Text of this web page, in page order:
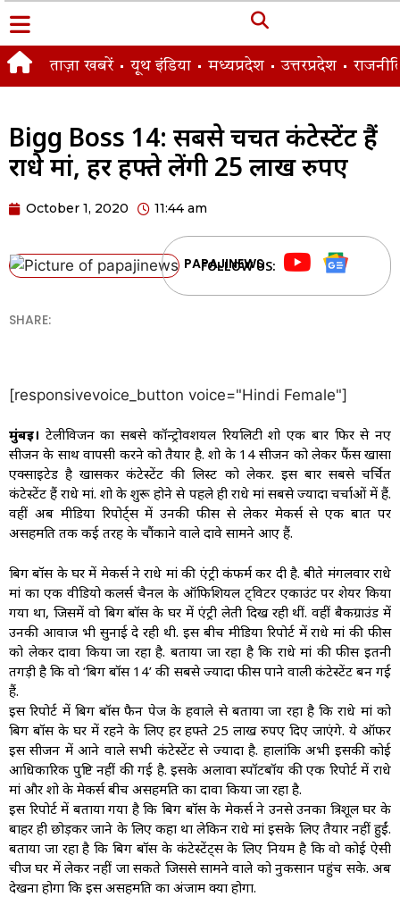
ताज़ा खबरें यूथ इंडिया मध्यप्रदेश उत्तरप्रदेश
Bigg Boss 14: सबसे चर्चित कंटेस्टेंट हैं
राधे मां, हर हफ्ते लेंगी 25 लाख रुपए
October 1, 2020 11:44 am
PAPAJINEWS
FOLLOW US:
SHARE:
[responsivevoice_button voice="Hindi Female"]
मुंबई। टेलीविजन का सबसे कॉन्ट्रोवर्शियल रियलिटी शो एक बार फिर से नए
सीजन के साथ वापसी करने को तैयार है. शो के 14 सीजन को लेकर फैंस खासा
एक्साइटेड है खासकर कंटेस्टेंट की लिस्ट को लेकर. इस बार सबसे चर्चित
कंटेस्टेंट हैं राधे मां. शो के शुरू होने से पहले ही राधे मां सबसे ज्यादा चर्चाओं में हैं.
वहीं अब मीडिया रिपोर्ट्स में उनकी फीस से लेकर मेकर्स से एक बात पर
असहमति तक कई तरह के चौंकाने वाले दावे सामने आए हैं.
बिग बॉस के घर में मेकर्स ने राधे मां की एंट्री कंफर्म कर दी है. बीते मंगलवार राधे
मां का एक वीडियो कलर्स चैनल के ऑफिशियल ट्विटर एकाउंट पर शेयर किया
गया था, जिसमें वो बिग बॉस के घर में एंट्री लेती दिख रही थीं. वहीं बैकग्राउंड में
उनकी आवाज भी सुनाई दे रही थी. इस बीच मीडिया रिपोर्ट में राधे मां की फीस
को लेकर दावा किया जा रहा है. बताया जा रहा है कि राधे मां की फीस इतनी
तगड़ी है कि वो ‘बिग बॉस 14’ की सबसे ज्यादा फीस पाने वाली कंटेस्टेंट बन गई
हैं.
इस रिपोर्ट में बिग बॉस फैन पेज के हवाले से बताया जा रहा है कि राधे मां को
बिग बॉस के घर में रहने के लिए हर हफ्ते 25 लाख रुपए दिए जाएंगे. ये ऑफर
इस सीजन में आने वाले सभी कंटेस्टेंट से ज्यादा है. हालांकि अभी इसकी कोई
आधिकारिक पुष्टि नहीं की गई है. इसके अलावा स्पॉटबॉय की एक रिपोर्ट में राधे
मां और शो के मेकर्स बीच असहमति का दावा किया जा रहा है.
इस रिपोर्ट में बताया गया है कि बिग बॉस के मेकर्स ने उनसे उनका त्रिशूल घर के
बाहर ही छोड़कर जाने के लिए कहा था लेकिन राधे मां इसके लिए तैयार नहीं हुईं.
बताया जा रहा है कि बिग बॉस के कंटेस्टेंट्स के लिए नियम है कि वो कोई ऐसी
चीज घर में लेकर नहीं जा सकते जिससे सामने वाले को नुकसान पहुंच सके. अब
देखना होगा कि इस असहमति का अंजाम क्या होगा.